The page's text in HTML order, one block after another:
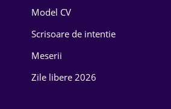
Farma
Model CV
Scrisoare de intentie
Meserii
Zile libere 2026